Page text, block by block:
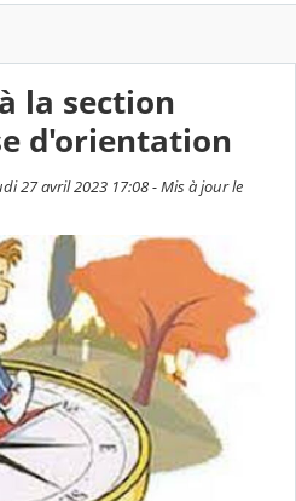
la section
d'orientation
27 avril 2023 17:08 - Mis à jour le